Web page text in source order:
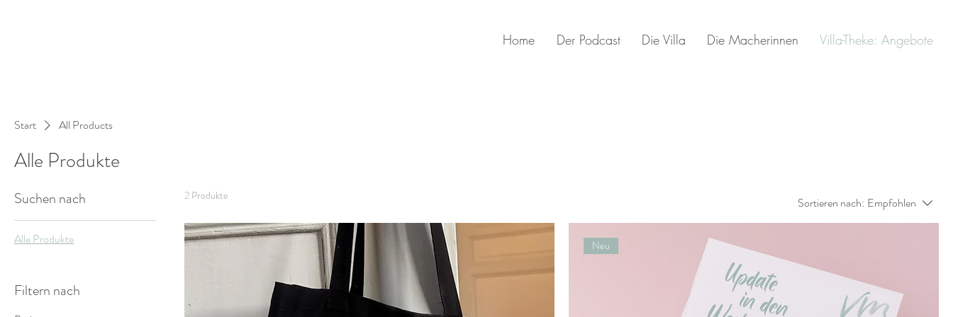
Home Der Podcast Die Villa Die Macherinnen Villa-Theke: Angebote
Start All Products
Alle Produkte
Suchen nach
Alle Produkte
Filtern nach
2 Produkte Sortieren nach: Empfohlen
Neu